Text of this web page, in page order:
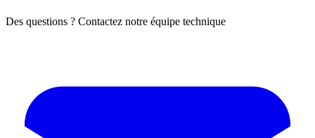
Des questions ? Contactez notre équipe technique